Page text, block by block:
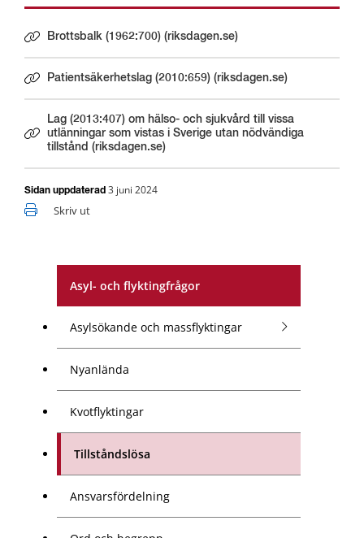
Asyl- och flyktingfrågor
Asylsökande och massflyktingar
Nyanlända
Kvotflyktingar
Tillståndslösa
Ansvarsfördelning
Brottsbalk (1962:700) (riksdagen.se)
Länk till annan webbplats.
Patientsäkerhetslag (2010:659) (riksdagen.se)
Länk till annan webbplats.
Lag (2013:407) om hälso- och sjukvård till vissa
utlänningar som vistas i Sverige utan nödvändiga
tillstånd (riksdagen.se)
Länk till annan webbplats.
Sidan uppdaterad 3 juni 2024
Skriv ut